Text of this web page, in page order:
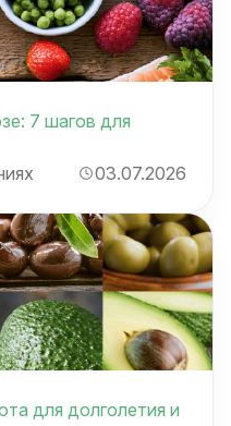
7 шагов для
03.07.2026
для долголетия и